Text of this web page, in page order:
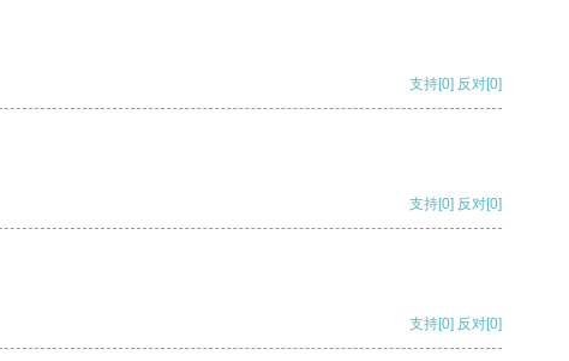
支持[0] 反对[0]
支持[0] 反对[0]
支持[0] 反对[0]